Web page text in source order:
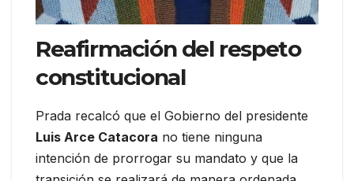
Reafirmación del respeto
constitucional
Prada recalcó que el Gobierno del presidente
Luis Arce Catacora no tiene ninguna
intención de prorrogar su mandato y que la